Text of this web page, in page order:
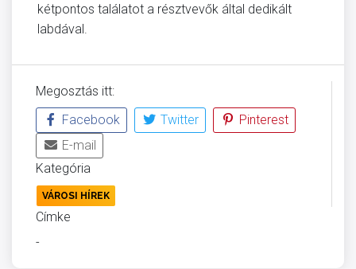
kétpontos találatot a résztvevők által dedikált
labdával.
Megosztás itt:
Facebook
Twitter
Pinterest
E-mail
Kategória
VÁROSI HÍREK
Címke
-